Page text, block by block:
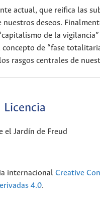
actual, que reifica las
deseos.
de la
de “fase
rasgos centrales de
Licencia
el Jardín de Freud
internacional Creative
4.0.